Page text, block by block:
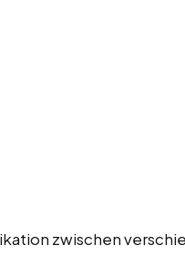
zwischen